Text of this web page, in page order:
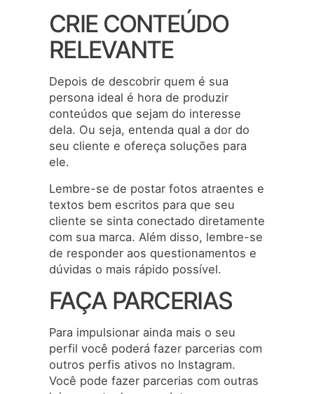
CRIE CONTEÚDO
RELEVANTE
Depois de descobrir quem é sua
persona ideal é hora de produzir
conteúdos que sejam do interesse
dela. Ou seja, entenda qual a dor do
seu cliente e ofereça soluções para
ele.
Lembre-se de postar fotos atraentes e
textos bem escritos para que seu
cliente se sinta conectado diretamente
com sua marca. Além disso, lembre-se
de responder aos questionamentos e
dúvidas o mais rápido possível.
FAÇA PARCERIAS
Para impulsionar ainda mais o seu
perfil você poderá fazer parcerias com
outros perfis ativos no Instagram.
Você pode fazer parcerias com outras